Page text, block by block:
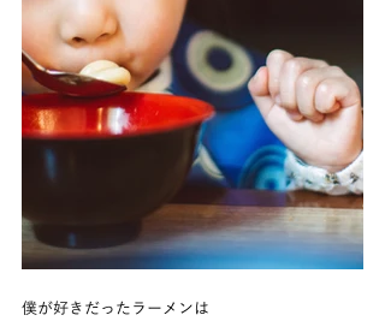
僕が好きだったラーメンは